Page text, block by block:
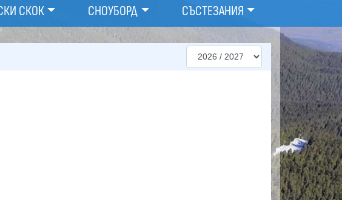
СКОК СНОУБОРД СЪСТЕЗАНИЯ